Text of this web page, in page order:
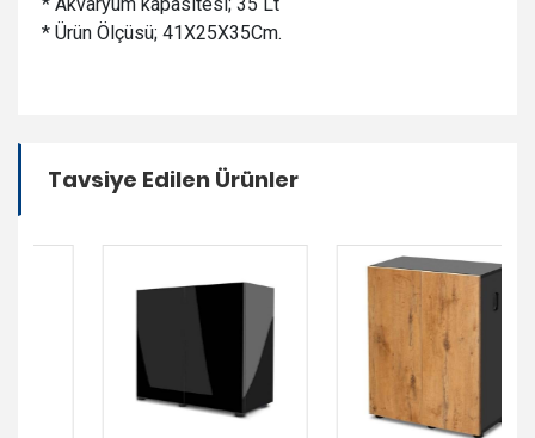
* Ürün Ölçüsü; 41X25X35Cm.
Tavsiye Edilen Ürünler